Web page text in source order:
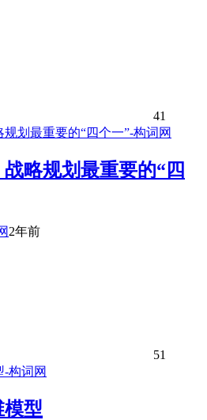
41
战略规划最重要的“四
2年前
51
模型